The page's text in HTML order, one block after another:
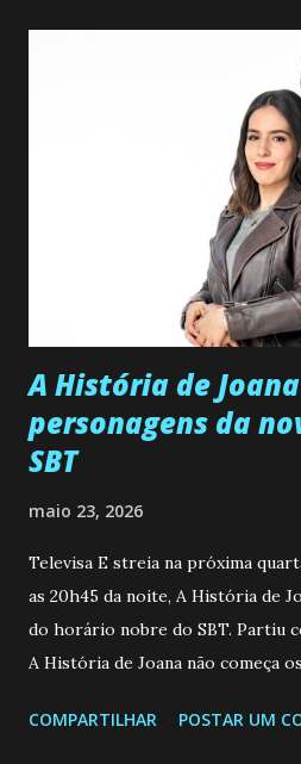
A História de
personagens da
SBT
maio 23, 2026
Televisa E streia na próxima
as 20h45 da noite, A História de
do horário nobre do SBT. Partiu
A História de Joana não começa
de 25/05/26 a 31/05/26 JOANA
COMPARTILHAR POSTAR UM